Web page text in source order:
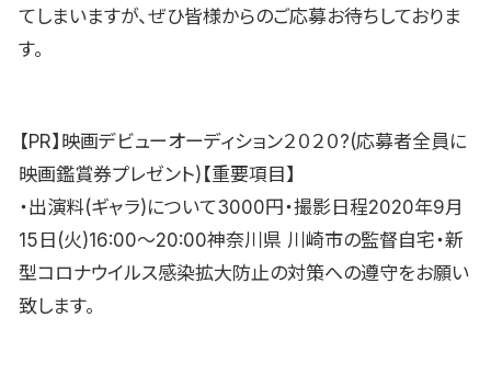
てしまいますが、ぜひ皆様からのご応募お待ちしておりま
す。
【PR】映画デビューオーディション２０２０?(応募者全員に
映画鑑賞券プレゼント)【重要項目】
・出演料(ギャラ)について3000円・撮影日程2020年9月
15日(火)16:00〜20:00神奈川県 川崎市の監督自宅・新
型コロナウイルス感染拡大防止の対策への遵守をお願い
致します。